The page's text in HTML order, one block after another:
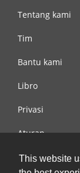
This website
Tentang kami
Tim
Bantu kami
Libro
Privasi
Aturan
Hubungi kami